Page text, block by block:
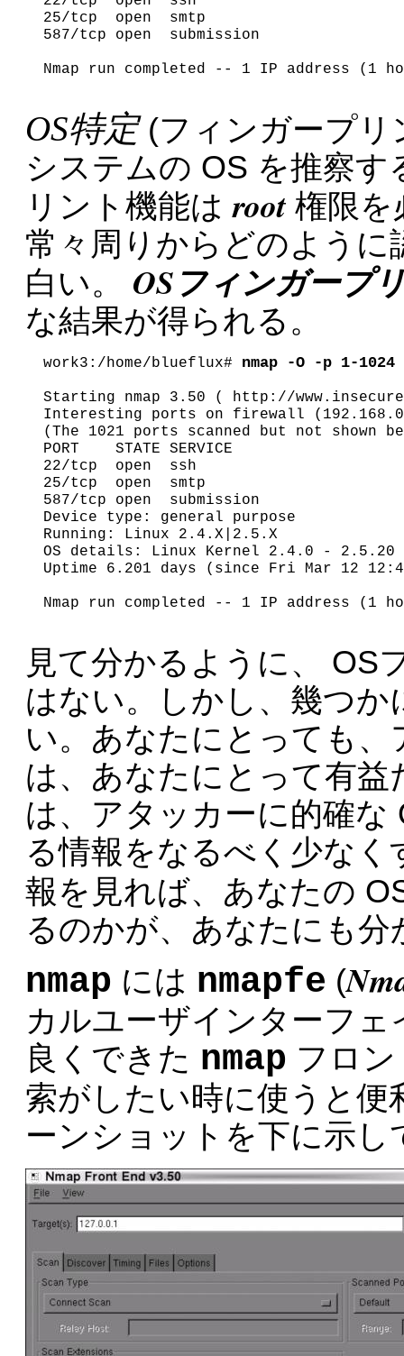
25/tcp  open  smtp
587/tcp open  submission
Nmap run completed -- 1 IP address (1
OS特定(フィンガープリ
システムの OS を推察
リント機能はroot 権限を
常々周りからどのよう
白い。 OSフィンガープ
な結果が得られる。
work3:/home/blueflux# nmap -O -p 1-
Starting nmap 3.50 ( http://
Interesting ports on firewall
(The 1021 ports scanned but not shown
PORT    STATE SERVICE
22/tcp  open  ssh
25/tcp  open  smtp
587/tcp open  submission
Device type: general purpose
Running: Linux 2.4.X|2.5.X
OS details: Linux Kernel 2.4.0 - 2.5.20
Uptime 6.201 days (since Fri Mar 12
Nmap run completed -- 1 IP address (1
見て分かるように、 OS
はない。しかし、幾つ
い。あなたにとっても
は、あなたにとって有
は、アタッカーに的確
る情報をなるべく少な
報を見れば、あなたの
るのかが、あなたにも
nmap には nmapfe (
カルユーザインターフ
良くできた nmap フロ
索がしたい時に使うと
ーンショットを下に示し